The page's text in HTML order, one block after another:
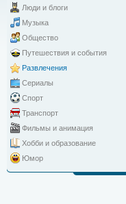
Люди и блоги
Музыка
Общество
Путешествия и события
Развлечения
Сериалы
Спорт
Транспорт
Фильмы и анимация
Хобби и образование
Юмор